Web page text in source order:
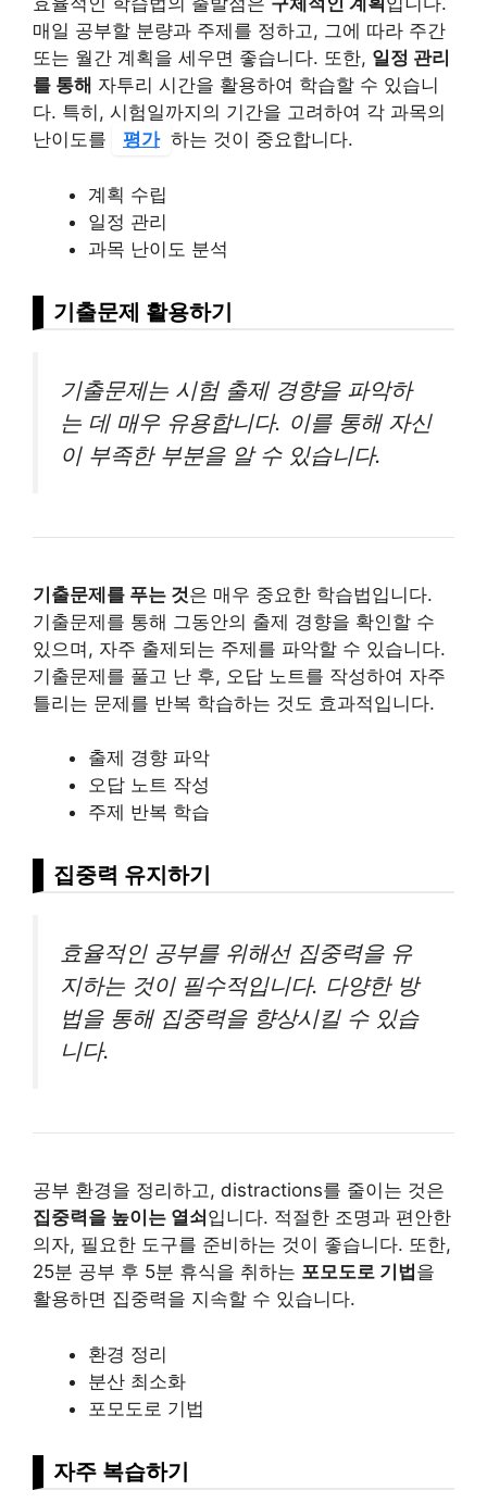
매일 공부할 분량과 주제를 정하고, 그에 따라 주간
또는 월간 계획을 세우면 좋습니다. 또한, 일정 관리
를 통해 자투리 시간을 활용하여 학습할 수 있습니
다. 특히, 시험일까지의 기간을 고려하여 각 과목의
난이도를
평가 하는 것이 중요합니다.
계획 수립
일정 관리
과목 난이도 분석
기출문제 활용하기
기출문제는 시험 출제 경향을 파악하
는 데 매우 유용합니다. 이를 통해 자신
이 부족한 부분을 알 수 있습니다.
기출문제를 푸는 것은 매우 중요한 학습법입니다.
기출문제를 통해 그동안의 출제 경향을 확인할 수
있으며, 자주 출제되는 주제를 파악할 수 있습니다.
기출문제를 풀고 난 후, 오답 노트를 작성하여 자주
틀리는 문제를 반복 학습하는 것도 효과적입니다.
출제 경향 파악
오답 노트 작성
주제 반복 학습
집중력 유지하기
효율적인 공부를 위해선 집중력을 유
지하는 것이 필수적입니다. 다양한 방
법을 통해 집중력을 향상시킬 수 있습
니다.
공부 환경을 정리하고, distractions를 줄이는 것은
집중력을 높이는 열쇠 입니다. 적절한 조명과 편안한
의자, 필요한 도구를 준비하는 것이 좋습니다. 또한,
25분 공부 후 5분 휴식을 취하는 포모도로 기법 을
활용하면 집중력을 지속할 수 있습니다.
환경 정리
분산 최소화
포모도로 기법
자주 복습하기